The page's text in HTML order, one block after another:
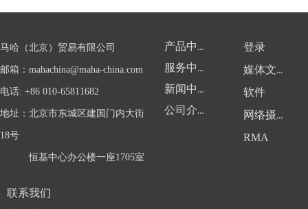
马哈（北京）贸易有限公司
邮箱： mahachina@maha-china.com
电话: +86 010-65811682
地址：北京市东城区建国门内大街
18号
恒基中心办公楼一座1705室
产品中心
服务中心
新闻中心
公司介绍
登录
媒体文件
软件
网络摄像头
RMA
联系我们